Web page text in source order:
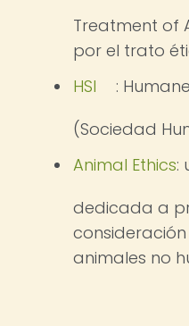
Treatment of
por el trato
HSI
:
(Sociedad
Animal Ethics:
dedicada a
animales no